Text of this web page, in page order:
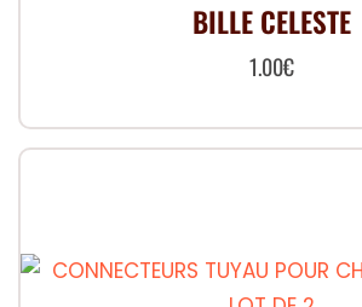
BILLE CELESTE
1.00€